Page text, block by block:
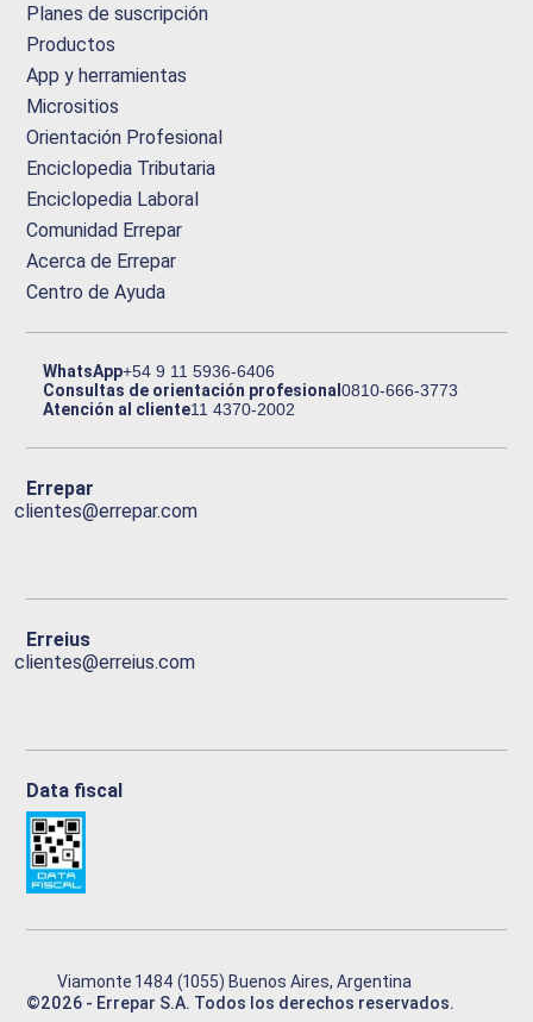
Planes de suscripción
Productos
App y herramientas
Micrositios
Orientación Profesional
Enciclopedia Tributaria
Enciclopedia Laboral
Comunidad Errepar
Acerca de Errepar
Centro de Ayuda
WhatsApp+54 9 11 5936-6406
Consultas de orientación profesional0810-666-3773
Atención al cliente11 4370-2002
Errepar
clientes@errepar.com
Erreius
clientes@erreius.com
Data fiscal
Viamonte 1484 (1055) Buenos Aires, Argentina
©2026 - Errepar S.A. Todos los derechos reservados.